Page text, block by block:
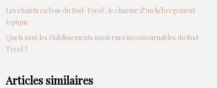
Les chalets en bois du Sud-Tyrol : le charme d’un hébergement
typique
Quels sont les établissements modernes incontournables du Sud-
Tyrol ?
Articles similaires